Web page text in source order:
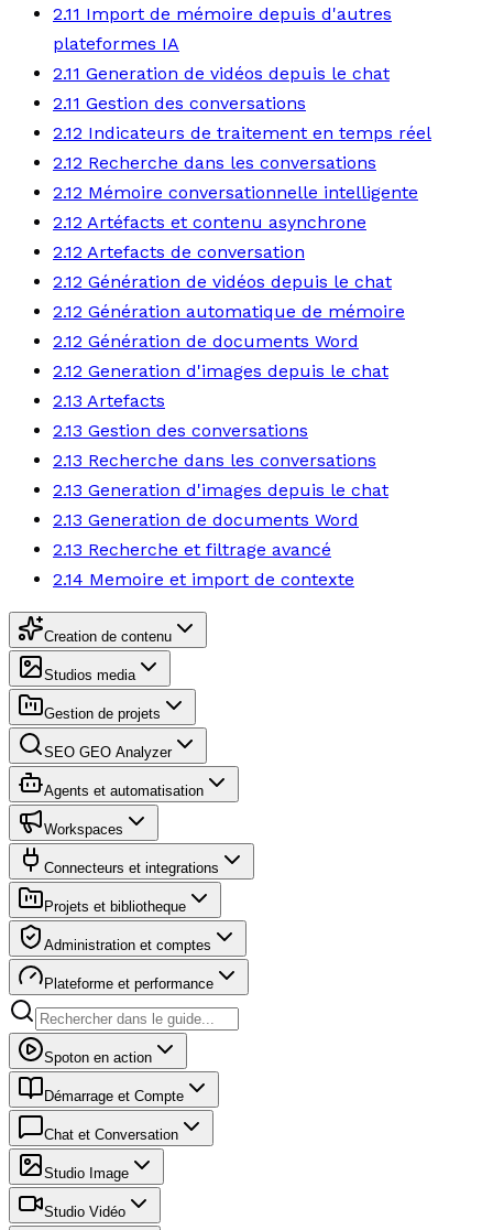
2.11 Import de mémoire depuis d'autres
plateformes IA
2.11 Generation de vidéos depuis le chat
2.11 Gestion des conversations
2.12 Indicateurs de traitement en temps réel
2.12 Recherche dans les conversations
2.12 Mémoire conversationnelle intelligente
2.12 Artéfacts et contenu asynchrone
2.12 Artefacts de conversation
2.12 Génération de vidéos depuis le chat
2.12 Génération automatique de mémoire
2.12 Génération de documents Word
2.12 Generation d'images depuis le chat
2.13 Artefacts
2.13 Gestion des conversations
2.13 Recherche dans les conversations
2.13 Generation d'images depuis le chat
2.13 Generation de documents Word
2.13 Recherche et filtrage avancé
2.14 Memoire et import de contexte
Creation de contenu
Studios media
Gestion de projets
SEO GEO Analyzer
Agents et automatisation
Workspaces
Connecteurs et integrations
Projets et bibliotheque
Administration et comptes
Plateforme et performance
Spoton en action
Démarrage et Compte
Chat et Conversation
Studio Image
Studio Vidéo